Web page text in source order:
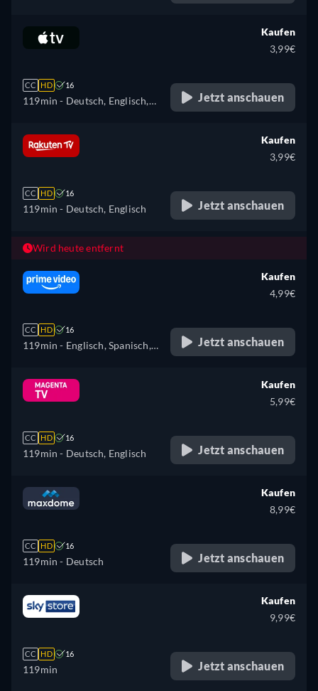
CC HD 16
119min - Deutsch, Englisch,
Kaufen
3,99€
Jetzt anschauen
CC HD 16
119min - Deutsch, Englisch
Kaufen
3,99€
Jetzt anschauen
Wird heute entfernt
CC HD 16
119min - Englisch, Spanisch,
Polnisch, Portugiesisch
Kaufen
4,99€
Jetzt anschauen
CC HD 16
119min - Deutsch, Englisch
Kaufen
5,99€
Jetzt anschauen
CC HD 16
119min - Deutsch
Kaufen
8,99€
Jetzt anschauen
CC HD 16
119min
Kaufen
9,99€
Jetzt anschauen